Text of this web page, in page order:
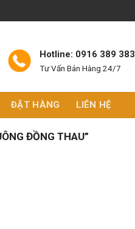
Hotline: 0916 389 383
Tư Vấn Bán Hàng 24/7
ĐẶT HÀNG LIÊN HỆ
ĐỒNG THAU”